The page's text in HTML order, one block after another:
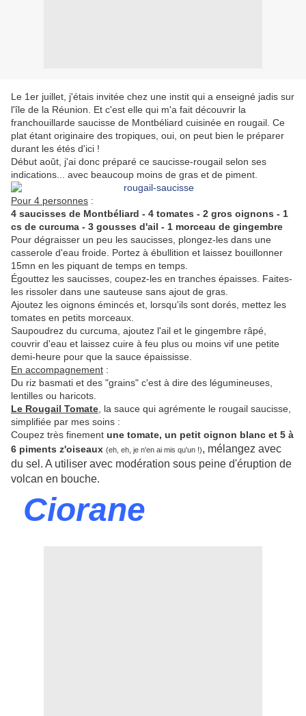
Le 1er juillet, j'étais invitée chez une instit qui a enseigné jadis sur
l'île de la Réunion. Et c'est elle qui m'a fait découvrir la
franchouillarde saucisse de Montbéliard cuisinée en rougail. Ce
plat étant originaire des tropiques, oui, on peut bien le préparer
durant les étés d'ici !
Début août, j'ai donc préparé ce saucisse-rougail selon ses
indications... avec beaucoup moins de gras et de piment.
Pour 4 personnes :
4 saucisses de Montbéliard - 4 tomates - 2 gros oignons - 1
cs de curcuma - 3 gousses d'ail - 1 morceau de gingembre
Pour dégraisser un peu les saucisses, plongez-les dans une
casserole d'eau froide. Portez à ébullition et laissez bouillonner
15mn en les piquant de temps en temps.
Égouttez les saucisses, coupez-les en tranches épaisses. Faites-
les rissoler dans une sauteuse sans ajout de gras.
Ajoutez les oignons émincés et, lorsqu'ils sont dorés, mettez les
tomates en petits morceaux.
Saupoudrez du curcuma, ajoutez l'ail et le gingembre râpé,
couvrir d'eau et laissez cuire à feu plus ou moins vif une petite
demi-heure pour que la sauce épaississe.
En accompagnement :
Du riz basmati et des "grains" c'est à dire des légumineuses,
lentilles ou haricots.
Le Rougail Tomate , la sauce qui agrémente le rougail saucisse,
simplifiée par mes soins :
Coupez très finement une tomate, un petit oignon blanc et 5 à
6 piments z'oiseaux (eh, eh, je n'en ai mis qu'un !), mélangez avec
du sel. A utiliser avec modération sous peine d'éruption de
volcan en bouche.
Ciorane